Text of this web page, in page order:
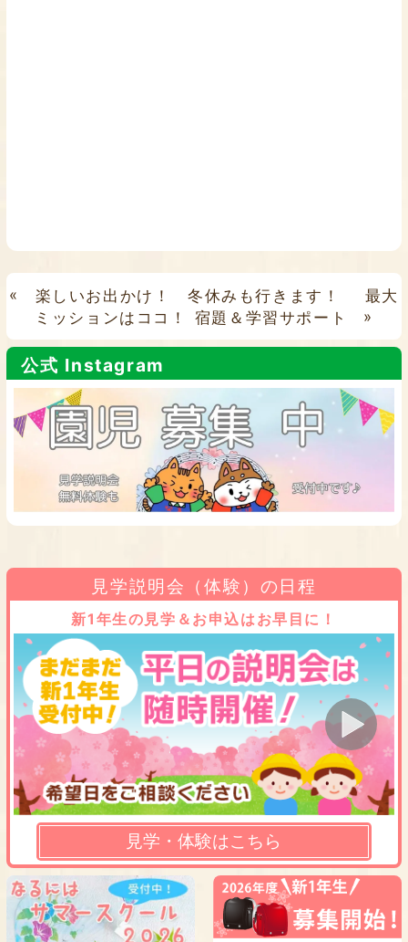
« 楽しいお出かけ！ 冬休みも行きます！
最大
ミッションはココ！ 宿題＆学習サポート
»
公式 Instagram
見学説明会（体験）の日程
新1年生の見学＆お申込はお早目に！
見学・体験はこちら